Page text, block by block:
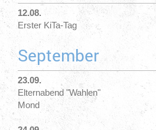
12.08.
Erster KiTa-Tag
September
23.09.
Elternabend "Wahlen"
Mond